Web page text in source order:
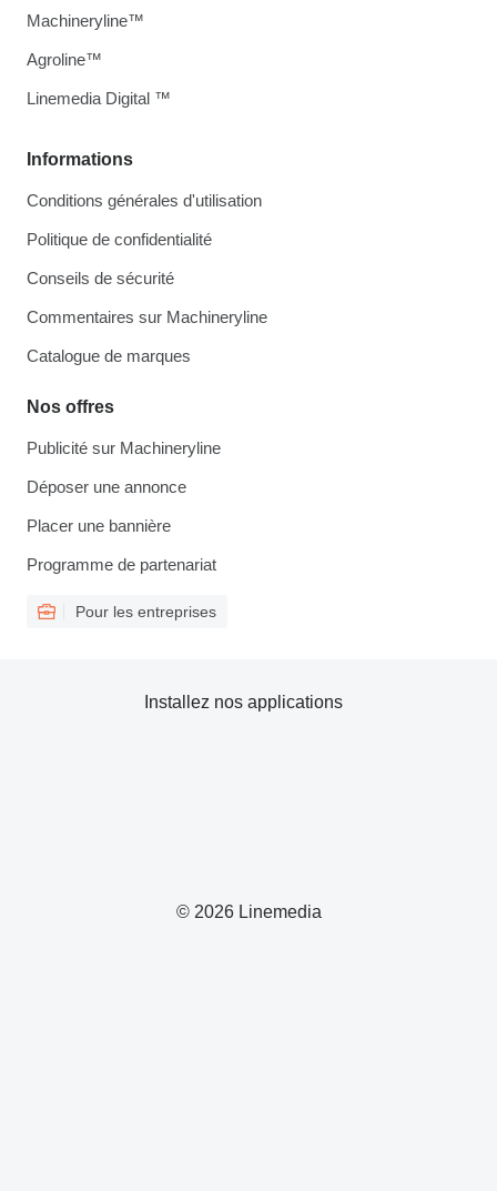
Informations
Conditions générales d'utilisation
Politique de confidentialité
Conseils de sécurité
Commentaires sur Machineryline
Catalogue de marques
Nos offres
Publicité sur Machineryline
Déposer une annonce
Placer une bannière
Programme de partenariat
Pour les entreprises
Machineryline™
Agroline™
Linemedia Digital ™
© 2026 Linemedia
Installez nos applications